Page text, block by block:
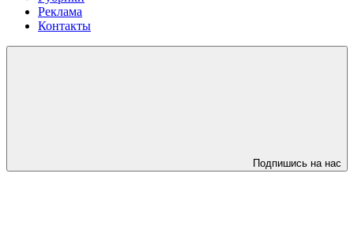
Реклама
Контакты
Подпишись на нас